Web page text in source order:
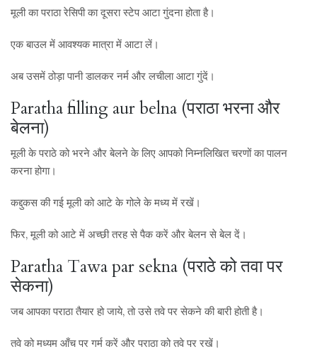
मूली का पराठा रेसिपी का दूसरा स्टेप आटा गुंदना होता है।
एक बाउल में आवश्यक मात्रा में आटा लें।
अब उसमें ठोड़ा पानी डालकर नर्म और लचीला आटा गुंदें।
Paratha filling aur belna (पराठा भरना और
बेलना)
मूली के पराठे को भरने और बेलने के लिए आपको निम्नलिखित चरणों का पालन
करना होगा।
कद्दुकस की गई मूली को आटे के गोले के मध्य में रखें।
फिर, मूली को आटे में अच्छी तरह से पैक करें और बेलन से बेल दें।
Paratha Tawa par sekna (पराठे को तवा पर
सेकना)
जब आपका पराठा तैयार हो जाये, तो उसे तवे पर सेकने की बारी होती है।
तवे को मध्यम आँच पर गर्म करें और पराठा को तवे पर रखें।